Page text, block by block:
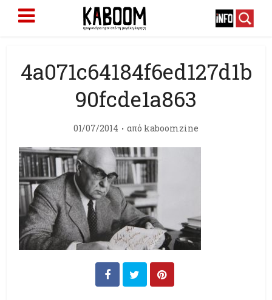
4a071c64184f6ed127d1b
90fcde1a863
01/07/2014 από kaboomzine